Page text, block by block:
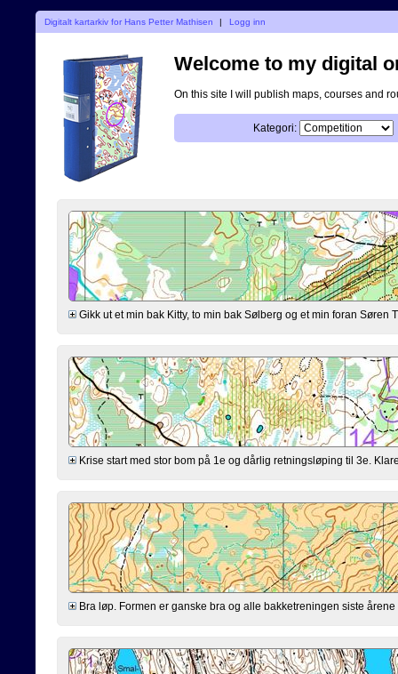
Digitalt kartarkiv for Hans Petter Mathisen | Logg inn
Welcome to my digital
On this site I will publish maps, courses and
Kategori:
Gikk ut et min bak Kitty, to min bak Sølberg og et min foran
Krise start med stor bom på 1e og dårlig retningsløping til 3e.
Bra løp. Formen er ganske bra og alle bakketreningen siste